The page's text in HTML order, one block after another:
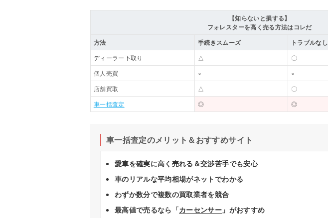
【知らないと損する】
フォレスターを高く売る方法はコレだ
方法
手続きスムーズ トラブルなし
ディーラー下取り △ 〇
個人売買
× ×
店舗買取
△ 〇
車一括査定
◎ ◎
車一括査定のメリット＆おすすめサイト
愛車を確実に高く売れる＆交渉苦手でも安心
車のリアルな平均相場がネットでわかる
わずか数分で複数の買取業者を競合
最高値で売るなら「カーセンサー 」がおすすめ